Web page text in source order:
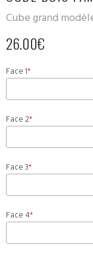
Cube grand
26.00€
Face 1*
Face 2*
Face 3*
Face 4*